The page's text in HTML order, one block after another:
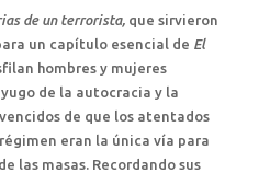
de un terrorista, que sirvieron
un capítulo esencial de El
hombres y mujeres
de la autocracia y la
de que los atentados
eran la única vía para
las masas. Recordando sus